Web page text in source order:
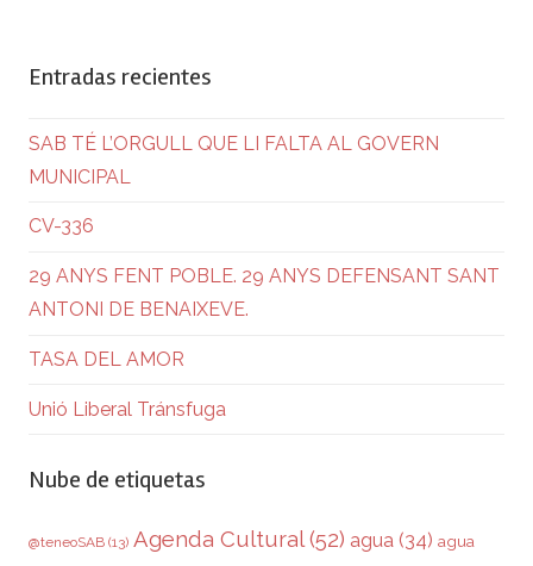
Entradas recientes
SAB TÉ L’ORGULL QUE LI FALTA AL GOVERN
MUNICIPAL
CV-336
29 ANYS FENT POBLE. 29 ANYS DEFENSANT SANT
ANTONI DE BENAIXEVE.
TASA DEL AMOR
Unió Liberal Tránsfuga
Nube de etiquetas
@teneoSAB (13) Agenda Cultural(52) agua (34) agua